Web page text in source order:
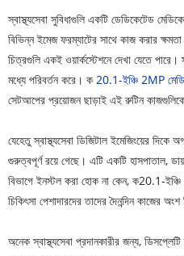
স্বাস্থ্যসেবা সুবিধাগুলি একটি ডেডিকেটেড
বিভিন্ন ইমেজ ফরম্যাটের সাথে কাজ করার
চিত্রগুলি একই ওয়ার্কস্টেশনে দেখা যেতে পারে।
মধ্যে পরিবর্তন করে। ক 20.1-ইঞ্চি 2MP
সেটআপের প্রয়োজন ছাড়াই এই রুটিন
যেহেতু স্বাস্থ্যসেবা ডিজিটাল ইমেজিংয়ের দিকে
গুরুত্বপূর্ণ রয়ে গেছে। এটি একটি হাসপাতাল,
বিভাগে ইনস্টল করা হোক না কেন, ক20.1-ইঞ্চি
চিকিৎসা পেশাদারদের তাদের দৈনন্দিন কাজের
অনেক স্বাস্থ্যসেবা প্রদানকারীর জন্য,